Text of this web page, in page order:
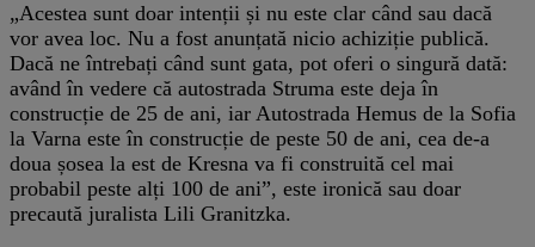
„Acestea sunt doar intenții și nu este clar când sau dacă
vor avea loc. Nu a fost anunțată nicio achiziție publică.
Dacă ne întrebați când sunt gata, pot oferi o singură dată:
având în vedere că autostrada Struma este deja în
construcție de 25 de ani, iar Autostrada Hemus de la Sofia
la Varna este în construcție de peste 50 de ani, cea de-a
doua șosea la est de Kresna va fi construită cel mai
probabil peste alți 100 de ani”, este ironică sau doar
precaută juralista Lili Granitzka.